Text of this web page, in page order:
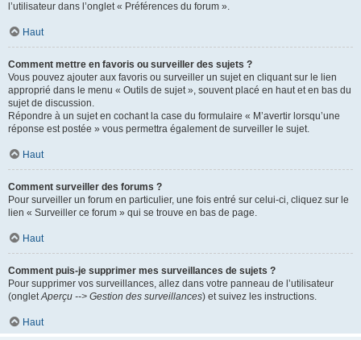
l’utilisateur dans l’onglet « Préférences du forum ».
Haut
Comment mettre en favoris ou surveiller des sujets ?
Vous pouvez ajouter aux favoris ou surveiller un sujet en cliquant sur le lien
approprié dans le menu « Outils de sujet », souvent placé en haut et en bas du
sujet de discussion.
Répondre à un sujet en cochant la case du formulaire « M’avertir lorsqu’une
réponse est postée » vous permettra également de surveiller le sujet.
Haut
Comment surveiller des forums ?
Pour surveiller un forum en particulier, une fois entré sur celui-ci, cliquez sur le
lien « Surveiller ce forum » qui se trouve en bas de page.
Haut
Comment puis-je supprimer mes surveillances de sujets ?
Pour supprimer vos surveillances, allez dans votre panneau de l’utilisateur
(ongletAperçu --> Gestion des surveillances) et suivez les instructions.
Haut